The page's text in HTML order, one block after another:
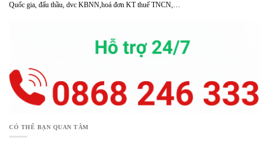
Quốc gia, đấu thầu, dvc KBNN,hoá đơn KT thuế TNCN,…
CÓ THỂ BẠN QUAN TÂM